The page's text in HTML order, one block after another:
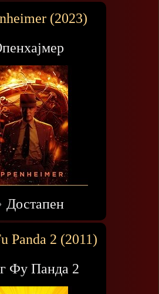
(2023)
Достапен
Panda 2 (2011)
Фу Панда 2